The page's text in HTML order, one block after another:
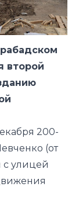
второй
200-
(от
улицей